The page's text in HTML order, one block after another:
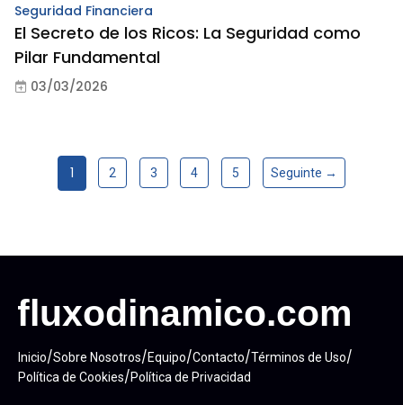
Seguridad Financiera
El Secreto de los Ricos: La Seguridad como
Pilar Fundamental
03/03/2026
1 2 3 4 5 Seguinte →
Inicio/Sobre Nosotros/Equipo/Contacto/Términos de Uso/
Política de Cookies/Política de Privacidad